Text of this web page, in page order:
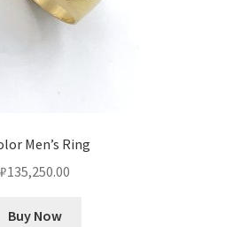
Men’s Ring
₽135,250.00
Buy Now